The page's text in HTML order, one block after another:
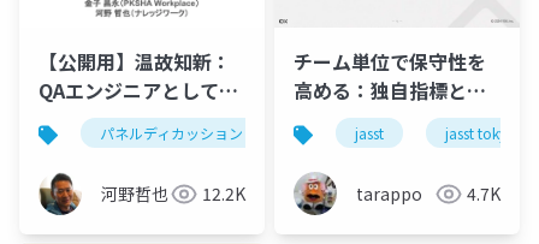
【公開用】温故知新：
QAエンジニアとして日
本的品質管理を再考す
る
パネルディカッション テスト qa
河野哲也 12.2K
チーム単位で保守性を
高める：独自指標と向
上にむけた実践
jasst jasst tokyo
tarappo 4.7K